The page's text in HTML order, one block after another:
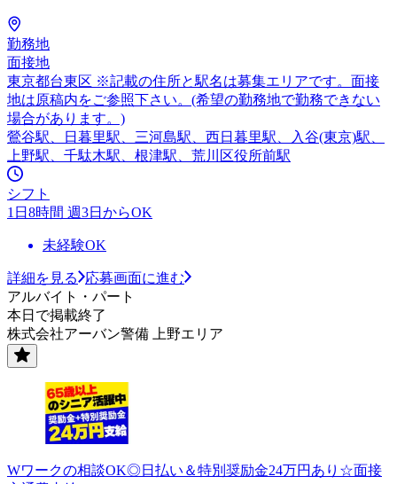
勤務地
面接地
東京都台東区 ※記載の住所と駅名は募集エリアです。面接
地は原稿内をご参照下さい。(希望の勤務地で勤務できない
場合があります。)
鶯谷駅、日暮里駅、三河島駅、西日暮里駅、入谷(東京)駅、
上野駅、千駄木駅、根津駅、荒川区役所前駅
シフト
1日8時間 週3日からOK
未経験OK
詳細を見る
応募画面に進む
アルバイト・パート
本日で掲載終了
株式会社アーバン警備 上野エリア
Wワークの相談OK◎日払い＆特別奨励金24万円あり☆面接